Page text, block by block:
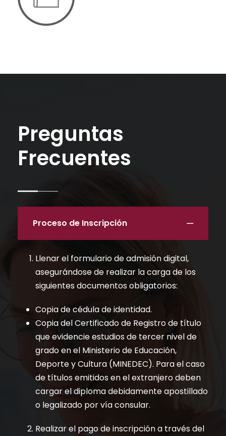
Preguntas
Frecuentes
Proceso de Inscripción
Llenar el formulario de admisión digital,
asegurándose de realizar la carga de los
siguientes documentos obligatorios:
Copia de cédula de identidad.
Copia del Certificado de Registro de título
que evidencie estudios de tercer nivel de
grado en el Ministerio de Educación,
Deporte y Cultura (MINEDEC). Para el caso
de títulos emitidos en el extranjero deben
cargar el diploma debidamente apostillado
o legalizado por vía consular.
Realizar el pago de inscripción a través del